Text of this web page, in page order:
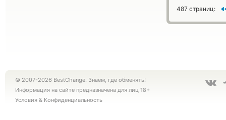
487 страниц:
© 2007-2026 BestChange. Знаем, где обменять!
Информация на сайте предназначена для лиц 18+
Условия & Конфиденциальность